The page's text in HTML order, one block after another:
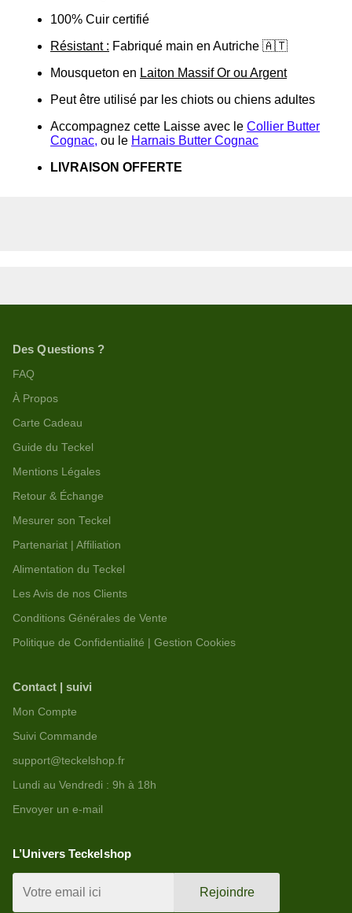
100% Cuir certifié
Résistant : Fabriqué main en Autriche 🇦🇹
Mousqueton en Laiton Massif Or ou Argent
Peut être utilisé par les chiots ou chiens adultes
Accompagnez cette Laisse avec le Collier Butter
Cognac, ou le Harnais Butter Cognac
LIVRAISON OFFERTE
Des Questions ?
FAQ
À Propos
Carte Cadeau
Guide du Teckel
Mentions Légales
Retour & Échange
Mesurer son Teckel
Partenariat | Affiliation
Alimentation du Teckel
Les Avis de nos Clients
Conditions Générales de Vente
Politique de Confidentialité | Gestion Cookies
Contact | suivi
Mon Compte
Suivi Commande
support@teckelshop.fr
Lundi au Vendredi : 9h à 18h
Envoyer un e-mail
L’Univers Teckelshop
Rejoindre